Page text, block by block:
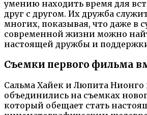
умению находить время для
друг с другом. Их дружба
многих, показывая, что даже в
современной жизни можно
настоящей дружбы и
Съемки первого фильма
Сальма Хайек и Люпита Нионго
объединились на съемках
который обещает стать